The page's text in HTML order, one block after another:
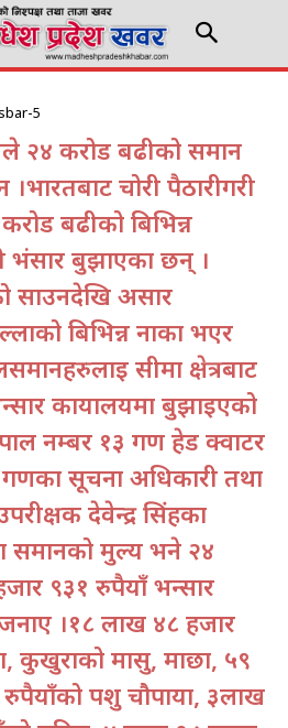
5
२४ करोड बढीको समान
।भारतबाट चोरी पैठारीगरी
बढीको बिभिन्न
भंसार बुझाएका छन् ।
साउनदेखि असार
बिभिन्न नाका भएर
सीमा क्षेत्रबाट
कार्यालयमा बुझाइएको
नम्बर १३ गण हेड क्वाटर
सूचना अधिकारी तथा
देवेन्द्र सिंहका
समानको मुल्य भने २४
९३१ रुपैयाँ भन्सार
।१८ लाख ४८ हजार
कुखुराको मासु, माछा, ५९
पशु चौपाया, ३लाख